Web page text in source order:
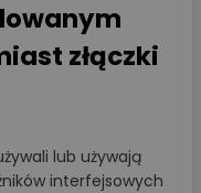
złączki
lub używają
interfejsowych